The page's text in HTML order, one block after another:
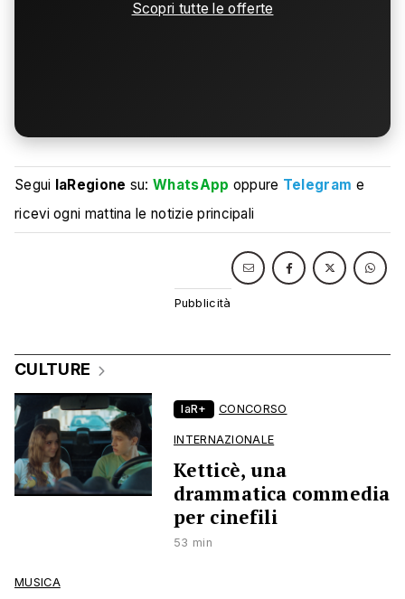
Scopri tutte le offerte
Segui laRegione su:WhatsApp oppure Telegram e
ricevi ogni mattina le notizie principali
CULTURE
laR+ CONCORSO
INTERNAZIONALE
Ketticè, una
drammatica commedia
per cinefili
53 min
MUSICA